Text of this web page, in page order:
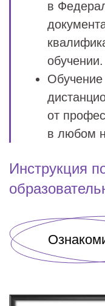
в
обучении.
Обучение
от
в любом
Инструкция